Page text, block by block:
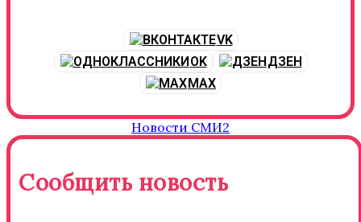
VK
OK
ДЗЕН
MAX
Новости СМИ2
Сообщить новость